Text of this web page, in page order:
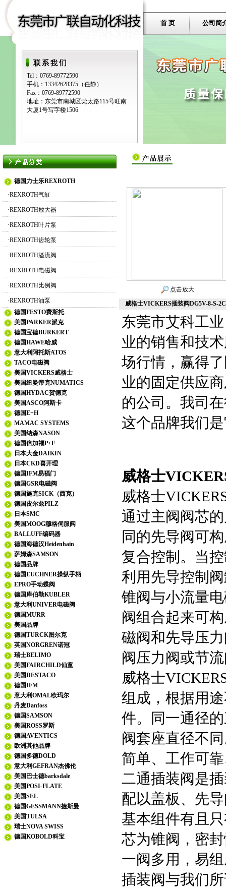
Tel：0769-89772590
手机：13342628375（任静）
Fax：0769-89772590
地址：东莞市南城区莞太路115号旺南
大厦1号写字楼1506
首 页 公司简
德国力士乐REXROTH
·REXROTH气缸
·REXROTH放大器
·REXROTH叶片泵
·REXROTH齿轮泵
·REXROTH溢流阀
·REXROTH电磁阀
·REXROTH比例阀
·REXROTH油泵
德国FESTO费斯托
美国PARKER派克
德国宝德BURKERT
德国HAWE哈威
意大利阿托斯ATOS
TACO电磁阀
美国VICKERS威格士
美国纽曼帝克NUMATICS
德国HYDAC贺德克
美国ASCO阿斯卡
德国E+H
MAMAC SYSTEMS
美国纳森NASON
德国倍加福P+F
日本大金DAIKIN
日本CKD喜开理
德国IFM易福门
德国GSR电磁阀
德国施克SICK（西克）
德国皮尔兹PILZ
日本SMC
美国MOOG穆格伺服阀
BALLUFF编码器
德国海德汉Heidenhain
萨姆森SAMSON
德国品牌
德国EUCHNER操纵手柄
EPRO手动蝶阀
德国库伯勒KUBLER
意大利UNIVER电磁阀
德国MURR
美国品牌
德国TURCK图尔克
英国NORGREN诺冠
瑞士BELIMO
美国FAIRCHILD仙童
美国DESTACO
德国IFM
意大利OMAL欧玛尔
丹麦Danfoss
德国SAMSON
美国ROSS罗斯
德国AVENTICS
欧洲其他品牌
德国多德DOLD
意大利GEFRAN杰佛伦
美国巴士德barksdale
美国POSI-FLATE
美国SEL
德国GESSMANN捷斯曼
美国TULSA
瑞士NOVA SWISS
德国KOBOLD科宝
点击放大
威格士VICKERS插装阀DG5V-8-S-
东莞市艾科工
业的销售和技
场行情，赢得
业的固定供应
的公司。我司
这个品牌我们
威格士
威格士
通过主阀阀芯
同的先导阀可
复合控制。当
利用先导控制
锥阀与小流量
阀组合起来可
磁阀和先导压
阀压力阀或节
威格士
组成，根据用
件。同一通径
阀套座直径不
简单、工作可
二通插装阀是
配以盖板、先
基本组件有且
芯为锥阀，密
一阀多用，易
插装阀与我们